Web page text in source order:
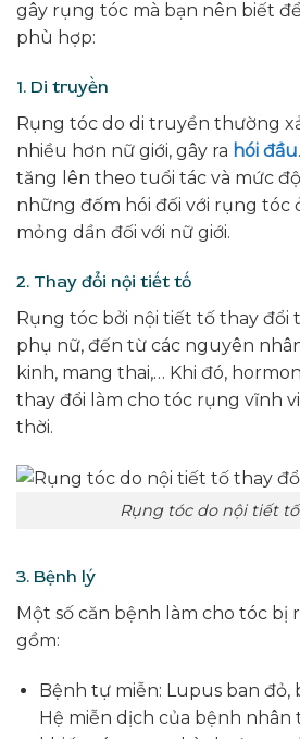
gây rụng tóc mà bạn nên biết
phù hợp:
1. Di truyền
Rụng tóc do di truyền thường
nhiều hơn nữ giới, gây ra hói đầu
tăng lên theo tuổi tác và mức độ
những đốm hói đối với rụng tóc
mỏng dần đối với nữ giới.
2. Thay đổi nội tiết tố
Rụng tóc bởi nội tiết tố thay đổi
phụ nữ, đến từ các nguyên
kinh, mang thai,… Khi đó,
thay đổi làm cho tóc rụng vĩnh
thời.
Rụng tóc do nội tiết
3. Bệnh lý
Một số căn bệnh làm cho tóc bị
gồm:
Bệnh tự miễn: Lupus ban đỏ,
Hệ miễn dịch của bệnh nhân